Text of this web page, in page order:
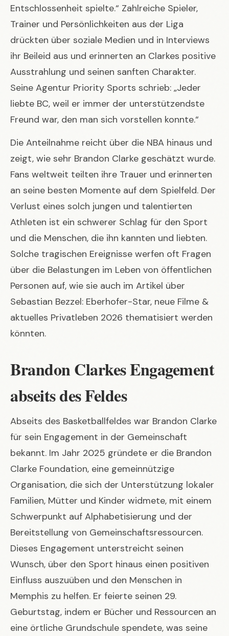
Entschlossenheit spielte.“ Zahlreiche Spieler,
Trainer und Persönlichkeiten aus der Liga
drückten über soziale Medien und in Interviews
ihr Beileid aus und erinnerten an Clarkes positive
Ausstrahlung und seinen sanften Charakter.
Seine Agentur Priority Sports schrieb: „Jeder
liebte BC, weil er immer der unterstützendste
Freund war, den man sich vorstellen konnte.“
Die Anteilnahme reicht über die NBA hinaus und
zeigt, wie sehr Brandon Clarke geschätzt wurde.
Fans weltweit teilten ihre Trauer und erinnerten
an seine besten Momente auf dem Spielfeld. Der
Verlust eines solch jungen und talentierten
Athleten ist ein schwerer Schlag für den Sport
und die Menschen, die ihn kannten und liebten.
Solche tragischen Ereignisse werfen oft Fragen
über die Belastungen im Leben von öffentlichen
Personen auf, wie sie auch im Artikel über
Sebastian Bezzel: Eberhofer-Star, neue Filme &
aktuelles Privatleben 2026 thematisiert werden
könnten.
Brandon Clarkes Engagement
abseits des Feldes
Abseits des Basketballfeldes war Brandon Clarke
für sein Engagement in der Gemeinschaft
bekannt. Im Jahr 2025 gründete er die Brandon
Clarke Foundation, eine gemeinnützige
Organisation, die sich der Unterstützung lokaler
Familien, Mütter und Kinder widmete, mit einem
Schwerpunkt auf Alphabetisierung und der
Bereitstellung von Gemeinschaftsressourcen.
Dieses Engagement unterstreicht seinen
Wunsch, über den Sport hinaus einen positiven
Einfluss auszuüben und den Menschen in
Memphis zu helfen. Er feierte seinen 29.
Geburtstag, indem er Bücher und Ressourcen an
eine örtliche Grundschule spendete, was seine